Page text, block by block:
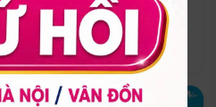
Quoc
Phú Quốc
★ 5.0